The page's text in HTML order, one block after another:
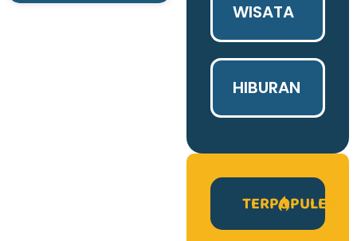
WISATA
HIBURAN
TERPOPULER